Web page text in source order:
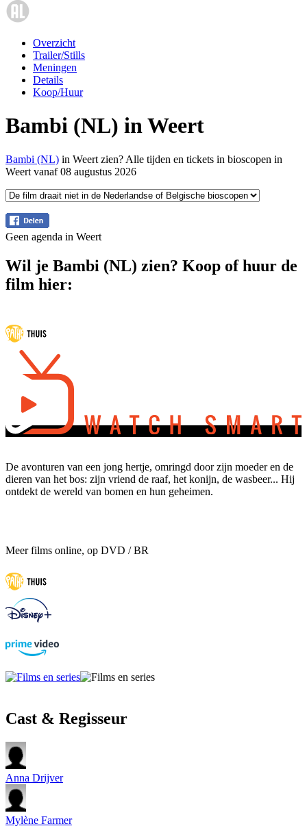
Overzicht
Trailer/Stills
Meningen
Details
Koop/Huur
Bambi (NL) in Weert
Bambi (NL) in Weert zien? Alle tijden en tickets in bioscopen in
Weert vanaf 08 augustus 2026
Geen agenda in Weert
Wil je Bambi (NL) zien? Koop of huur de
film hier:
De avonturen van een jong hertje, omringd door zijn moeder en de
dieren van het bos: zijn vriend de raaf, het konijn, de wasbeer... Hij
ontdekt de wereld van bomen en hun geheimen.
Meer films online, op DVD / BR
Cast & Regisseur
Anna Drijver
Mylène Farmer